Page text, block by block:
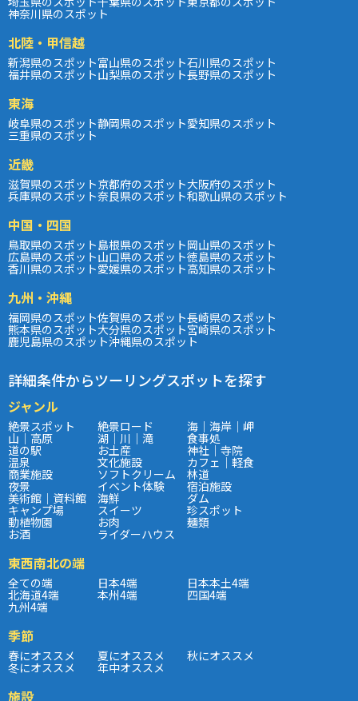
神奈川県のスポット
北陸・甲信越
新潟県のスポット富山県のスポット石川県のスポット
福井県のスポット山梨県のスポット長野県のスポット
東海
岐阜県のスポット静岡県のスポット愛知県のスポット
三重県のスポット
近畿
滋賀県のスポット京都府のスポット大阪府のスポット
兵庫県のスポット奈良県のスポット和歌山県のスポット
中国・四国
鳥取県のスポット島根県のスポット岡山県のスポット
広島県のスポット山口県のスポット徳島県のスポット
香川県のスポット愛媛県のスポット高知県のスポット
九州・沖縄
福岡県のスポット佐賀県のスポット長崎県のスポット
熊本県のスポット大分県のスポット宮崎県のスポット
鹿児島県のスポット沖縄県のスポット
詳細条件からツーリングスポットを探す
ジャンル
絶景スポット 絶景ロード 海｜海岸｜岬
山｜高原 湖｜川｜滝 食事処
道の駅 お土産 神社｜寺院
温泉 文化施設 カフェ｜軽食
商業施設 ソフトクリーム 林道
夜景 イベント体験 宿泊施設
美術館｜資料館 海鮮 ダム
キャンプ場 スイーツ 珍スポット
動植物園 お肉 麺類
お酒 ライダーハウス
東西南北の端
全ての端 日本4端 日本本土4端
北海道4端 本州4端 四国4端
九州4端
季節
春にオススメ 夏にオススメ 秋にオススメ
冬にオススメ 年中オススメ
施設